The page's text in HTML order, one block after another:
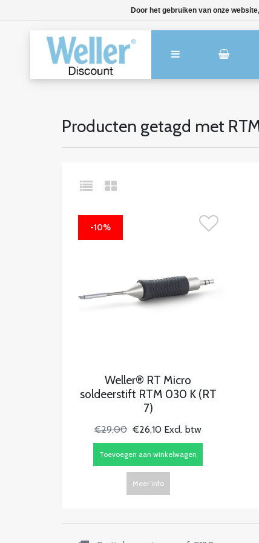
Producten getagd met
-10%
Weller® RT Micro
soldeerstift RTM 030 K (RT
7)
€29,00 €26,10 Excl. btw
Toevoegen aan winkelwagen
Meer info
Door het gebruiken van onze